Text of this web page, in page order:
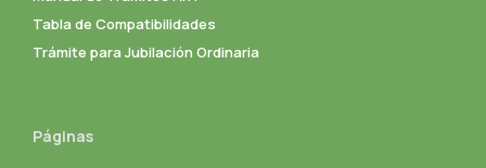
Tabla de Compatibilidades
Trámite para Jubilación Ordinaria
Páginas